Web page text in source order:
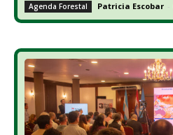
Agenda Forestal Patricia Escobar -